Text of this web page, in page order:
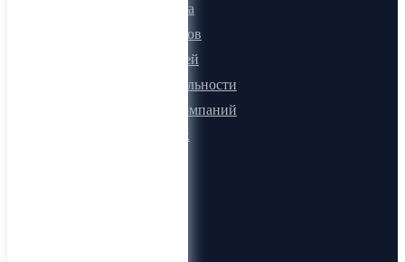
Онлайн визитка
Для поставщиков
Для покупателей
Программа лояльности
Микроблоги компаний
Быстрый поиск